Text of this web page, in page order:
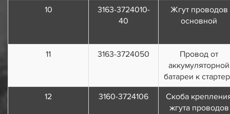
10
3163-3724010-
40
Жгут проводов
основной
11 3163-3724050
Провод от
аккумуляторной
батареи к
12
3160-3724106
Скоба
жгута проводов